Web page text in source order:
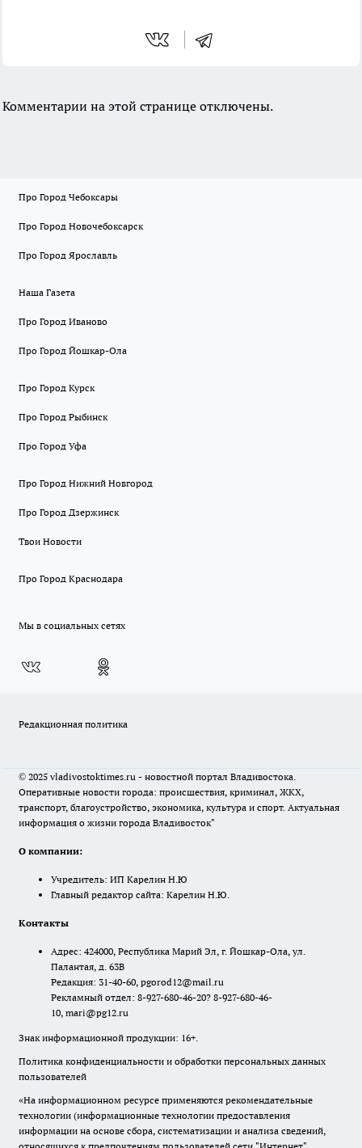
Комментарии на этой странице отключены.
Про Город Чебоксары
Про Город Новочебоксарск
Про Город Ярославль
Наша Газета
Про Город Иваново
Про Город Йошкар-Ола
Про Город Курск
Про Город Рыбинск
Про Город Уфа
Про Город Нижний Новгород
Про Город Дзержинск
Твои Новости
Про Город Краснодара
Мы в социальных сетях
Редакционная политика
© 2025 vladivostoktimes.ru - новостной портал Владивостока.
Оперативные новости города: происшествия, криминал, ЖКХ,
транспорт, благоустройство, экономика, культура и спорт. Актуальная
информация о жизни города Владивосток"
О компании:
Учредитель: ИП Карелин Н.Ю
Главный редактор сайта: Карелин Н.Ю.
Контакты
Адрес: 424000, Республика Марий Эл, г. Йошкар-Ола, ул.
Палантая, д. 63В
Редакция: 31-40-60, pgorod12@mail.ru
Рекламный отдел: 8-927-680-46-20? 8-927-680-46-
10, mari@pg12.ru
Знак информационной продукции: 16+.
Политика конфиденциальности и обработки персональных данных
пользователей
«На информационном ресурсе применяются рекомендательные
технологии (информационные технологии предоставления
информации на основе сбора, систематизации и анализа сведений,